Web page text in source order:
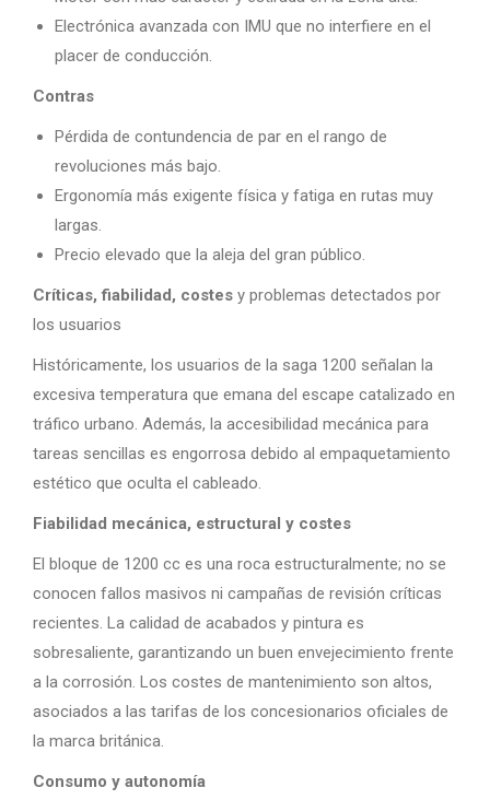
Electrónica avanzada con IMU que no interfiere en el
placer de conducción.
Contras
Pérdida de contundencia de par en el rango de
revoluciones más bajo.
Ergonomía más exigente física y fatiga en rutas muy
largas.
Precio elevado que la aleja del gran público.
Críticas, fiabilidad, costes y problemas detectados por
los usuarios
Históricamente, los usuarios de la saga 1200 señalan la
excesiva temperatura que emana del escape catalizado en
tráfico urbano. Además, la accesibilidad mecánica para
tareas sencillas es engorrosa debido al empaquetamiento
estético que oculta el cableado.
Fiabilidad mecánica, estructural y costes
El bloque de 1200 cc es una roca estructuralmente; no se
conocen fallos masivos ni campañas de revisión críticas
recientes. La calidad de acabados y pintura es
sobresaliente, garantizando un buen envejecimiento frente
a la corrosión. Los costes de mantenimiento son altos,
asociados a las tarifas de los concesionarios oficiales de
la marca británica.
Consumo y autonomía